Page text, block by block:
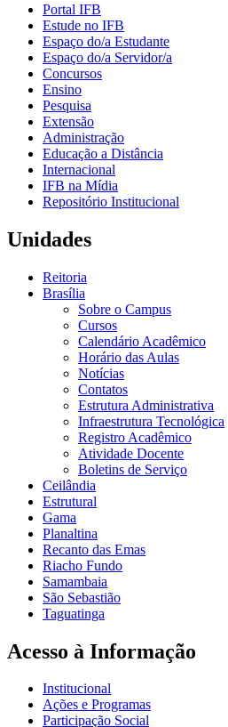
Portal IFB
Estude no IFB
Espaço do/a Estudante
Espaço do/a Servidor/a
Concursos
Ensino
Pesquisa
Extensão
Administração
Educação a Distância
Internacional
IFB na Mídia
Repositório Institucional
Unidades
Reitoria
Brasília
Sobre o Campus
Cursos
Calendário Acadêmico
Horário das Aulas
Notícias
Contatos
Estrutura Administrativa
Infraestrutura Tecnológica
Registro Acadêmico
Atividade Docente
Boletins de Serviço
Ceilândia
Estrutural
Gama
Planaltina
Recanto das Emas
Riacho Fundo
Samambaia
São Sebastião
Taguatinga
Acesso à Informação
Institucional
Ações e Programas
Participação Social